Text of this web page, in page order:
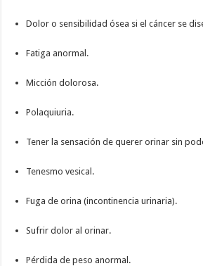
Dolor o sensibilidad ósea si el cáncer se
Fatiga anormal.
Micción dolorosa.
Polaquiuria.
Tener la sensación de querer orinar sin
Tenesmo vesical.
Fuga de orina (incontinencia urinaria).
Sufrir dolor al orinar.
Pérdida de peso anormal.